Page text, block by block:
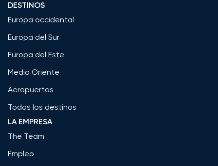
DESTINOS
Europa occidental
Europa del Sur
Europa del Este
Medio Oriente
Aeropuertos
Todos los destinos
LA EMPRESA
The Team
Empleo